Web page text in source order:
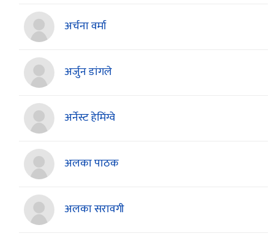
अर्चना वर्मा
अर्जुन डांगले
अर्नेस्ट हेमिंग्वे
अलका पाठक
अलका सरावगी